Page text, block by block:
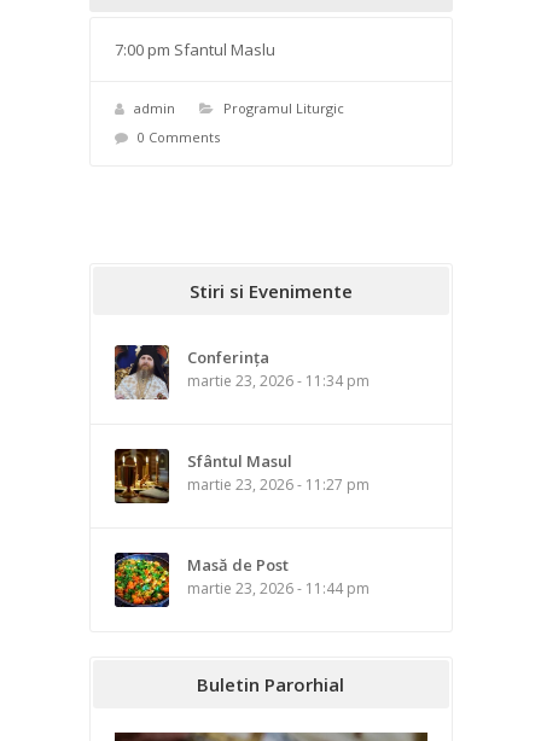
7:00 pm Sfantul Maslu
admin
Programul Liturgic
0 Comments
Stiri si Evenimente
Conferința
martie 23, 2026 - 11:34 pm
Sfântul Masul
martie 23, 2026 - 11:27 pm
Masă de Post
martie 23, 2026 - 11:44 pm
Buletin Parorhial